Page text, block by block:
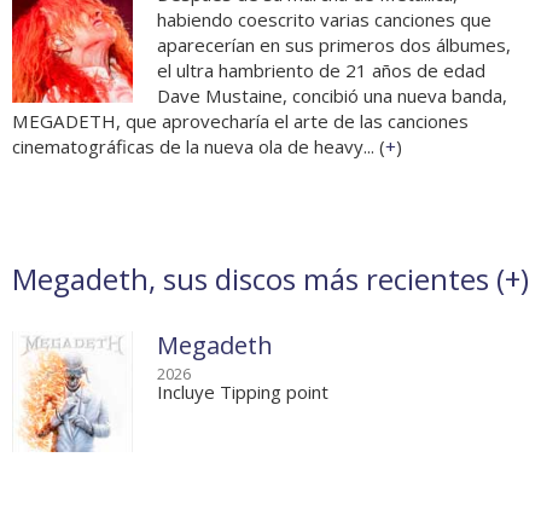
habiendo coescrito varias canciones que
aparecerían en sus primeros dos álbumes,
el ultra hambriento de 21 años de edad
Dave Mustaine, concibió una nueva banda,
MEGADETH, que aprovecharía el arte de las canciones
cinematográficas de la nueva ola de heavy... (+)
Megadeth, sus discos más recientes (+)
Megadeth
2026
Incluye Tipping point